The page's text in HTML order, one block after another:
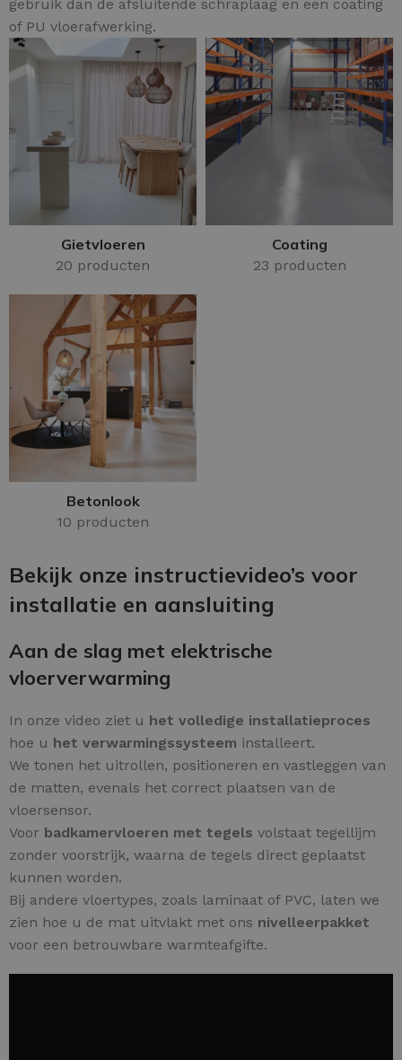
gebruik dan de afsluitende schraplaag en een coating
of PU vloerafwerking.
Gietvloeren
20 producten
Coating
23 producten
Betonlook
10 producten
Bekijk onze instructievideo’s voor
installatie en aansluiting
Aan de slag met elektrische
vloerverwarming
In onze video ziet u het volledige installatieproces
hoe u het verwarmingssysteem installeert.
We tonen het uitrollen, positioneren en vastleggen van
de matten, evenals het correct plaatsen van de
vloersensor.
Voor badkamervloeren met tegels volstaat tegellijm
zonder voorstrijk, waarna de tegels direct geplaatst
kunnen worden.
Bij andere vloertypes, zoals laminaat of PVC, laten we
zien hoe u de mat uitvlakt met ons nivelleerpakket
voor een betrouwbare warmteafgifte.